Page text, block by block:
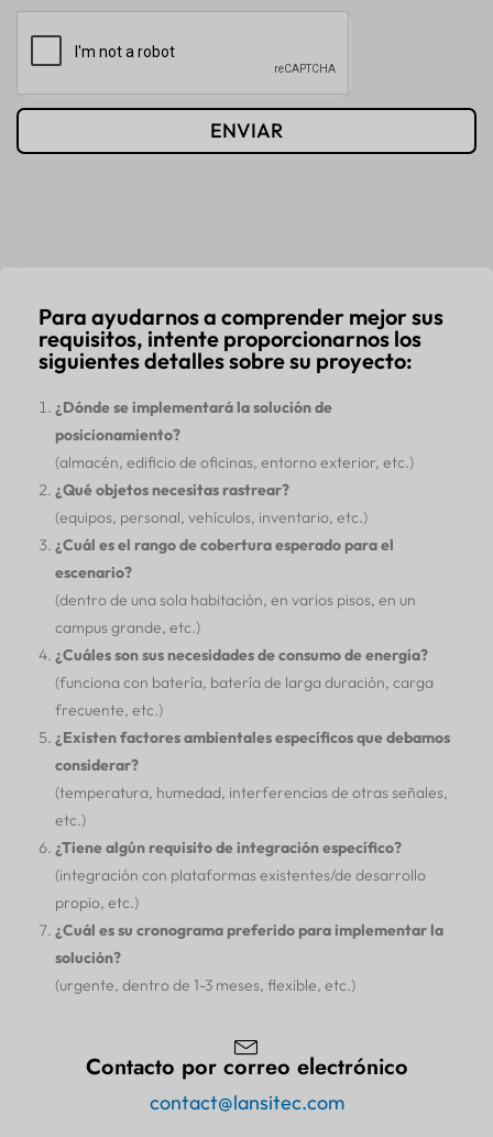
ENVIAR
Para ayudarnos a comprender mejor sus
requisitos, intente proporcionarnos los
siguientes detalles sobre su proyecto:
¿Dónde se implementará la solución de
posicionamiento?
(almacén, edificio de oficinas, entorno exterior, etc.)
¿Qué objetos necesitas rastrear?
(equipos, personal, vehículos, inventario, etc.)
¿Cuál es el rango de cobertura esperado para el
escenario?
(dentro de una sola habitación, en varios pisos, en un
campus grande, etc.)
¿Cuáles son sus necesidades de consumo de energía?
(funciona con batería, batería de larga duración, carga
frecuente, etc.)
¿Existen factores ambientales específicos que debamos
considerar?
(temperatura, humedad, interferencias de otras señales,
etc.)
¿Tiene algún requisito de integración específico?
(integración con plataformas existentes/de desarrollo
propio, etc.)
¿Cuál es su cronograma preferido para implementar la
solución?
(urgente, dentro de 1-3 meses, flexible, etc.)
Contacto por correo electrónico
contact@lansitec.com